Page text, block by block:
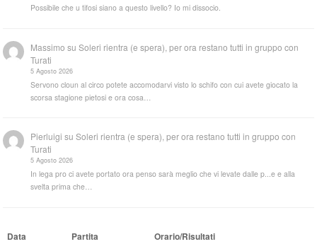
Possibile che u tifosi siano a questo livello? Io mi dissocio.
Massimo suSoleri rientra (e spera), per ora restano tutti in gruppo con
Turati
5 Agosto 2026
Servono cloun al circo potete accomodarvi visto lo schifo con cui avete giocato la
scorsa stagione pietosi e ora cosa…
Pierluigi suSoleri rientra (e spera), per ora restano tutti in gruppo con
Turati
5 Agosto 2026
In lega pro ci avete portato ora penso sarà meglio che vi levate dalle p...e e alla
svelta prima che…
Data Partita Orario/Risultati